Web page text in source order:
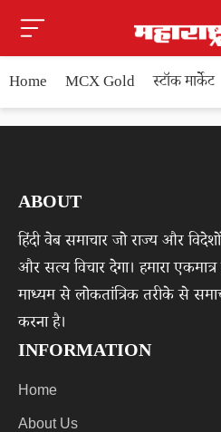
Home MCX Gold स्टॉक मार्केट
ABOUT
हिंदी वेब समाचार जो राज्य और
और सत्य विचार देगा। हमारा एकमात्र
माध्यम से लोकतांत्रिक तरीके से
करना है।
INFORMATION
Home
About Us